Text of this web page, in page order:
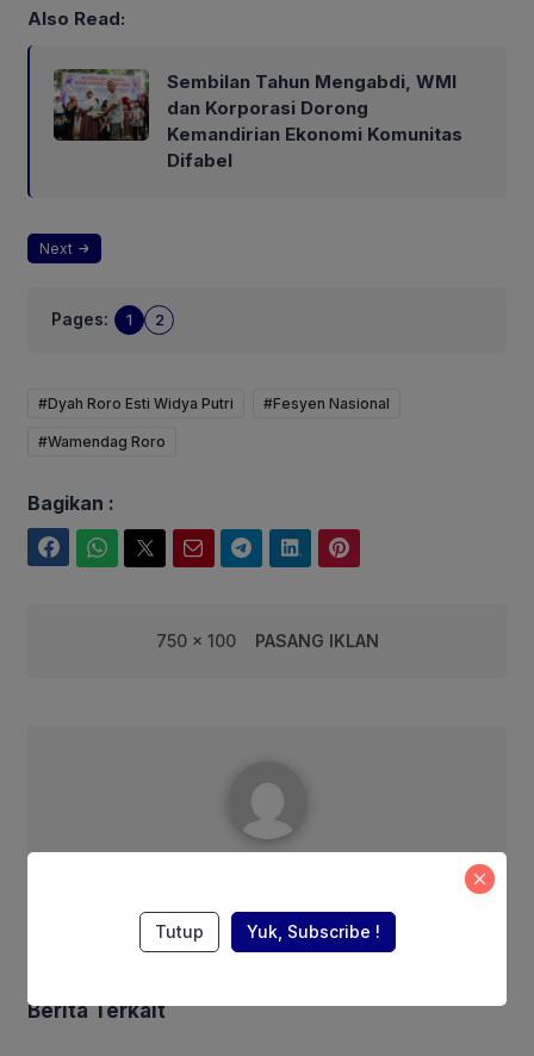
Also Read:
Sembilan Tahun Mengabdi, WMI
dan Korporasi Dorong
Kemandirian Ekonomi Komunitas
Difabel
Next
Pages: 1 2
#Dyah Roro Esti Widya Putri #Fesyen Nasional
#Wamendag Roro
Bagikan :
750 x 100 PASANG IKLAN
Berita Terkait
Tutup Yuk, Subscribe !